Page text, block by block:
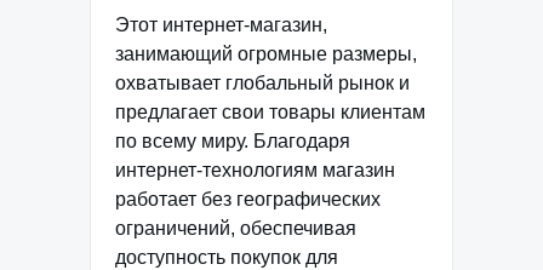
Этот интернет-магазин,
занимающий огромные размеры,
охватывает глобальный рынок и
предлагает свои товары клиентам
по всему миру. Благодаря
интернет-технологиям магазин
работает без географических
ограничений, обеспечивая
доступность покупок для